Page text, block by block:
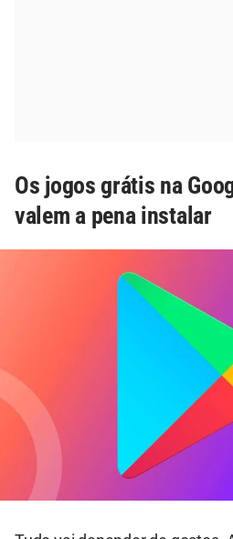
Os jogos grátis na
valem a pena instalar